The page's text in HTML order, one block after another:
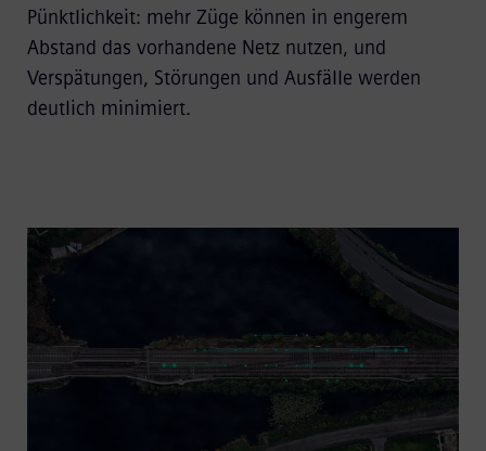
Pünktlichkeit: mehr Züge können in engerem
Abstand das vorhandene Netz nutzen, und
Verspätungen, Störungen und Ausfälle werden
deutlich minimiert.